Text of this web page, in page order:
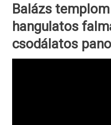
Balázs
hangulatos
csodálatos